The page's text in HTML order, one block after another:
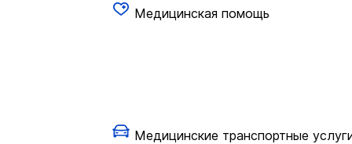
Медицинская помощь
Медицинские транспортные